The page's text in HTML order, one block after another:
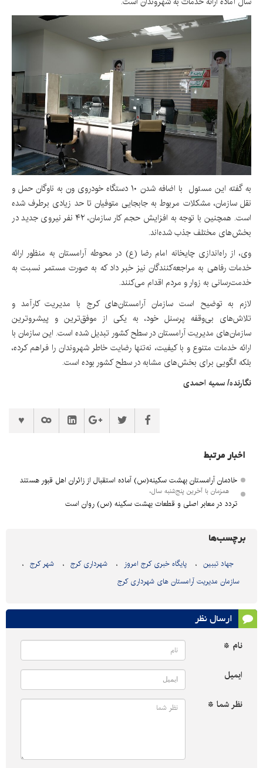
به گفته این مسئول با اضافه شدن ۱۰ دستگاه خودروی ون به ناوگان حمل و
نقل سازمان، مشکلات مربوط به جابجایی متوفیان تا حد زیادی برطرف شده
است. همچنین با توجه به افزایش حجم کار سازمان، ۴۲ نفر نیروی جدید در
بخش‌های مختلف جذب شده‌اند.
وی، از راه‌اندازی چایخانه امام رضا (ع) در محوطه آرامستان به منظور ارائه
خدمات رفاهی به مراجعه‌کنندگان نیز خبر داد که به صورت مستمر نسبت به
خدمت‌رسانی به زوار و مردم اقدام می‌کنند.
لازم به توضیح است سازمان آرامستان‌های کرج با مدیریت کارآمد و
تلاش‌های بی‌وقفه پرسنل خود، به یکی از موفق‌ترین و پیشروترین
سازمان‌های مدیریت آرامستان در سطح کشور تبدیل شده است. این سازمان با
ارائه خدمات متنوع و با کیفیت، نه‌تنها رضایت خاطر شهروندان را فراهم کرده،
بلکه الگویی برای بخش‌های مشابه در سطح کشور بوده است.
نگارنده/ سمیه احمدی
اخبار مرتبط
خادمان آرامستان بهشت سکینه(س) آماده استقبال از زائران اهل قبور هستند
همزمان با آخرین پنج‌شنبه سال،
تردد در معابر اصلی و قطعات بهشت سکینه (س) روان است
برچسب‌ها
جهاد تببین پایگاه خبری کرج امروز شهرداری کرج
شهر کرج
سازمان مدیریت آرامستان های شهرداری کرج
ارسال نظر
نام *
ایمیل
نظر شما *